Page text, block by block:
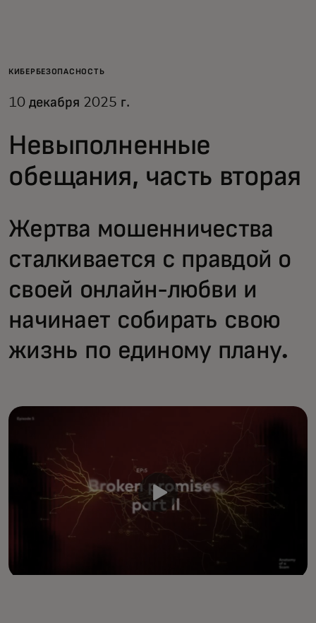
Для бизнеса
Для новаторов
КИБЕРБЕЗОПАСНОСТЬ
10 декабря 2025 г.
Невыполненные
обещания, часть вторая
Жертва мошенничества
сталкивается с правдой о
своей онлайн-любви и
начинает собирать свою
жизнь по единому плану.